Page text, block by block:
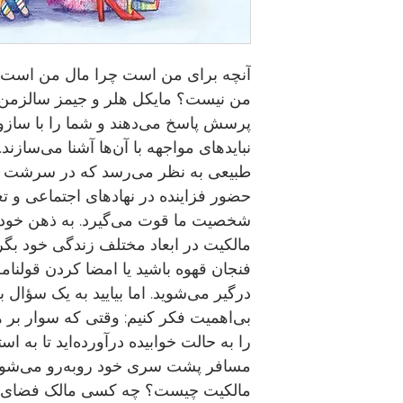
آنچه برای من است چرا مال من است
من نیست؟ مایکل هلر و جیمز
پرسش پاسخ می‌دهند و شما را با
نبایدهای مواجهه با آن‌ها آشنا
طبیعی به نظر می‌رسد که در سرشت
حضور فزاینده در نهادهای اجتماعی و
شخصیت ما قوت می‌گیرد. به ذهن خود
مالکیت در ابعاد مختلف زندگی خود
فنجان قهوه باشید یا امضا کردن
درگیر می‌شوید. اما بیایید به یک سؤال
بی‌اهمیت فکر کنیم: وقتی که سوار بر
را به حالت خوابیده درآورده‌اید تا به
مسافر پشت سری خود روبه‌رو
مالکیت چیست؟ چه کسی مالک